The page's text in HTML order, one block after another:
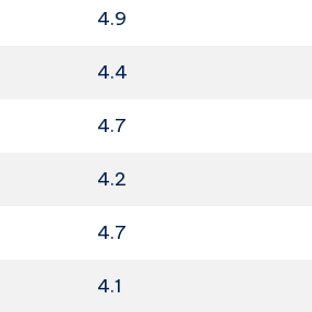
4.9
4.4
4.7
4.2
4.7
4.1